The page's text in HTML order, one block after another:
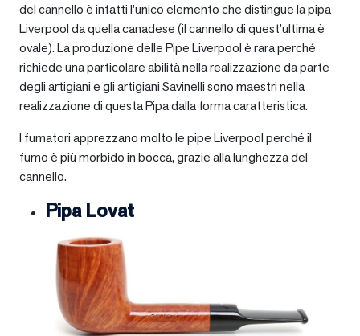
del cannello è infatti l’unico elemento che distingue la pipa
Liverpool da quella canadese (il cannello di quest’ultima è
ovale). La produzione delle Pipe Liverpool è rara perché
richiede una particolare abilità nella realizzazione da parte
degli artigiani e gli artigiani Savinelli sono maestri nella
realizzazione di questa Pipa dalla forma caratteristica.
I fumatori apprezzano molto le pipe Liverpool perché il
fumo è più morbido in bocca, grazie alla lunghezza del
cannello.
Pipa Lovat